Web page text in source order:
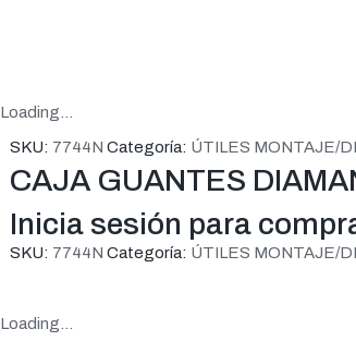
Loading...
SKU: 7744N Categoría: ÚTILES MONTAJE/
CAJA GUANTES
Inicia sesión para
SKU: 7744N Categoría: ÚTILES MONTAJE/
Loading...